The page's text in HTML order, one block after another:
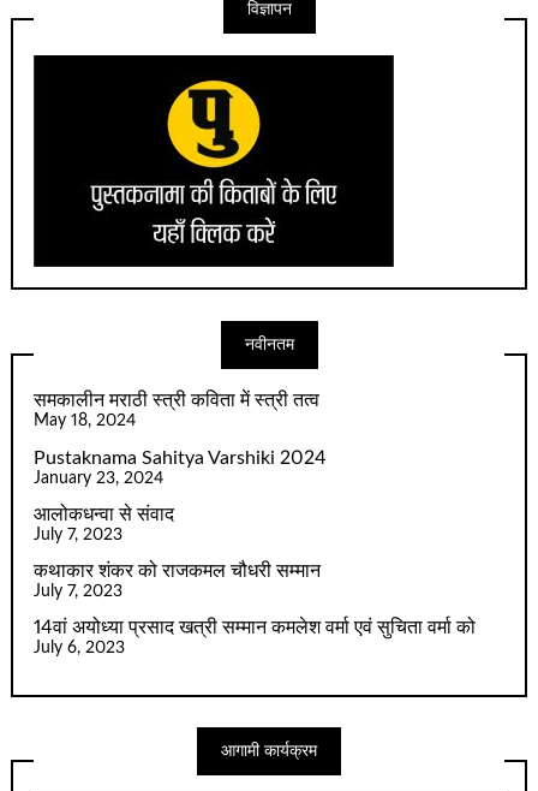
विज्ञापन
नवीनतम
समकालीन मराठी स्त्री कविता में स्त्री तत्व
May 18, 2024
Pustaknama Sahitya Varshiki 2024
January 23, 2024
आलोकधन्वा से संवाद
July 7, 2023
कथाकार शंकर को राजकमल चौधरी सम्मान
July 7, 2023
14वां अयोध्या प्रसाद खत्री सम्मान कमलेश वर्मा एवं सुचिता वर्मा को
July 6, 2023
आगामी कार्यक्रम